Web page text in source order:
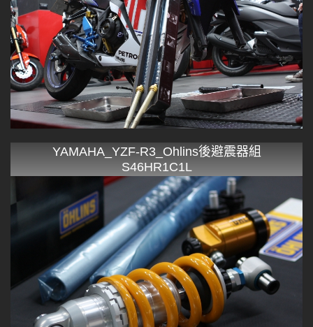
YAMAHA_YZF-R3_Ohlins後避震器組
S46HR1C1L